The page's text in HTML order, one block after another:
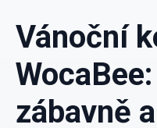
Vánoční
zábavně